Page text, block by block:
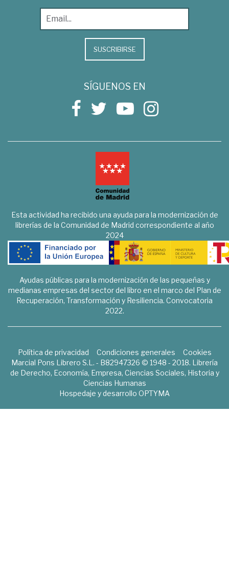
SUSCRIBIRSE
SÍGUENOS EN
Esta actividad ha recibido una ayuda para la modernización de
librerías de la Comunidad de Madrid correspondiente al año
2024
Ayudas públicas para la modernización de las pequeñas y
medianas empresas del sector del libro en el marco del Plan de
Recuperación, Transformación y Resiliencia. Convocatoria
2022.
Política de privacidad Condiciones generales
Cookies
Marcial Pons Librero S.L. - B82947326 © 1948 - 2018. Librería
de Derecho, Economía, Empresa, Ciencias Sociales, Historia y
Ciencias Humanas
Hospedaje y desarrollo OPTYMA